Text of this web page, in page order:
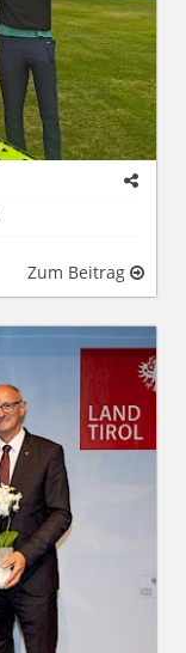
Zum Beitrag